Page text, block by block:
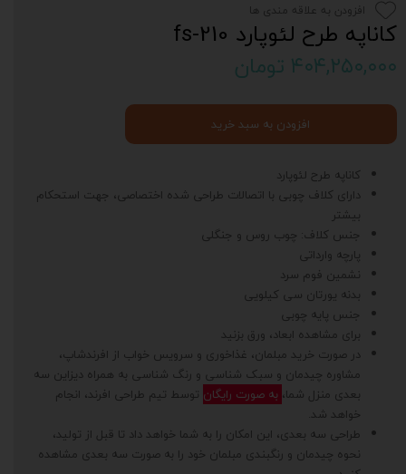
کاناپه طرح لئوپارد fs-210
۴۰۴,۲۵۰,۰۰۰ تومان
کاناپه طرح لئوپارد
دارای کلاف چوبی با اتصالات طراحی شده اختصاصی، جهت استحکام
بیشتر
جنس کلاف: چوب روس و جنگلی
پارچه وارداتی
نشمین فوم سرد
بدنه یورتان سی کیلویی
جنس پایه چوبی
برای مشاهده ابعاد، ورق بزنید
در صورت خرید مبلمان، غذاخوری و سرویس خواب از افرندشاپ،
مشاوره چیدمان و سبک شناسی و رنگ شناسی به همراه دیزاین سه
بعدی منزل شما، به صورت رایگان توسط تیم طراحی افرند، انجام
خواهد شد.
طراحی سه بعدی، این امکان را به شما خواهد داد تا قبل از تولید،
نحوه چیدمان و رنگبندی مبلمان خود را به صورت سه بعدی مشاهده
افزودن به سبد خرید
افزودن به علاقه مندی ها